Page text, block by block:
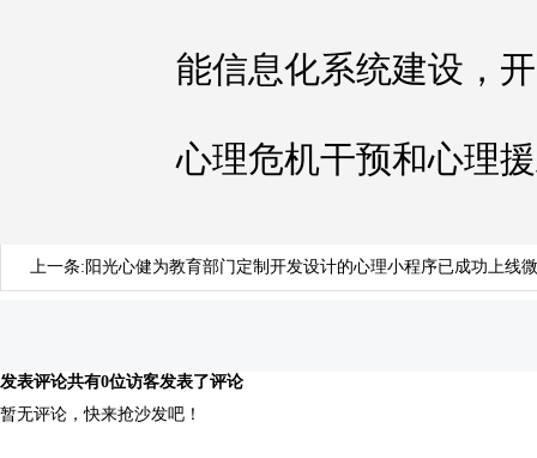
能信息化系统建设，
心理危机干预和心理
上一条: 阳光心健为教育部门定制开发设计的心理小程序已成功上线
发表评论共有0位访客发表了评论
暂无评论，快来抢沙发吧！